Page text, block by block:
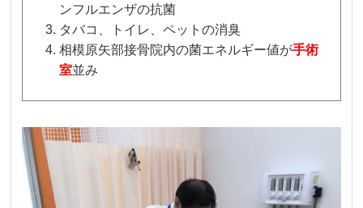
ンフルエンザの抗菌
タバコ、トイレ、ペットの消臭
相模原矢部接骨院内の菌エネルギー値が手術
室並み